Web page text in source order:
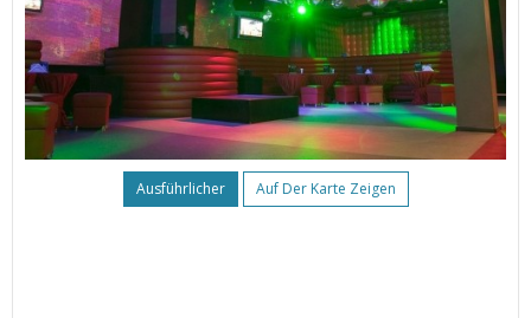
Ausführlicher Auf Der Karte Zeigen